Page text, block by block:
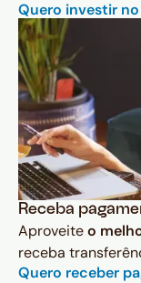
Quero investir
Receba
Aproveiteo
receba
Quero receber